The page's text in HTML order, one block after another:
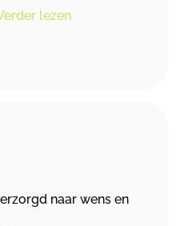
lezen
naar wens en